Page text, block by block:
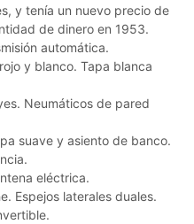
y tenía un nuevo precio de
de dinero en 1953.
automática.
y blanco. Tapa blanca
Neumáticos de pared
suave y asiento de banco.
eléctrica.
Espejos laterales duales.